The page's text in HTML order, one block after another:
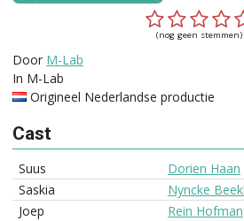
(nog geen stemmen)
Door M-Lab
In M-Lab
Origineel Nederlandse productie
Cast
Suus
Dorien Haan
Saskia
Nyncke
Joep
Rein Hofman